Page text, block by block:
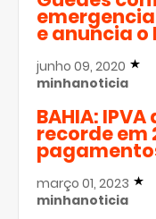
e anuncia o
junho 09, 2020
minhanoticia
BAHIA:
recorde em
março 01, 2023
minhanoticia